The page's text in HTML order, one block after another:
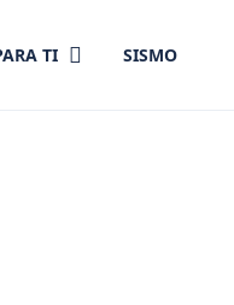
TI SISMO